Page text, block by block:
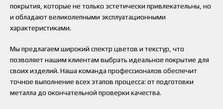
покрытия, которые не только эстетически привлекательны, но
и обладают великолепными эксплуатационными
характеристиками.
Мы предлагаем широкий спектр цветов и текстур, что
позволяет нашим клиентам выбрать идеальное покрытие для
своих изделий. Наша команда профессионалов обеспечит
точное выполнение всех этапов процесса: от подготовки
металла до окончательной проверки качества.